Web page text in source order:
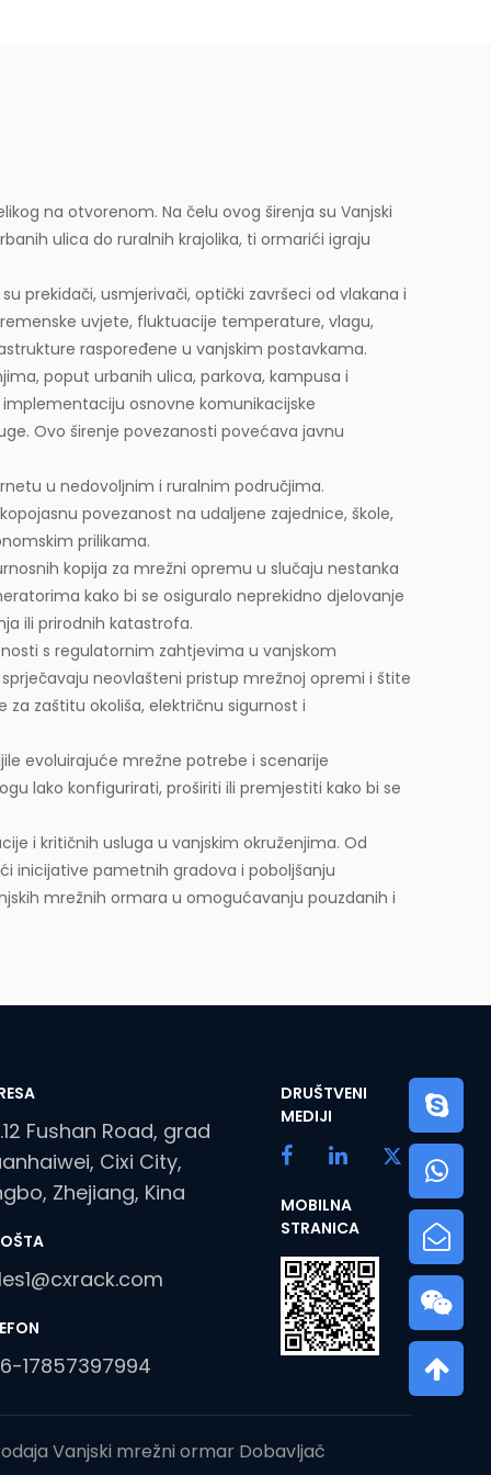
na otvorenom. Na čelu ovog širenja su Vanjski
ulica do ruralnih krajolika, ti ormarići igraju
prekidači, usmjerivači, optički završeci od vlakana i
uvjete, fluktuacije temperature, vlagu,
raspoređene u vanjskim postavkama.
poput urbanih ulica, parkova, kampusa i
osnovne komunikacijske
Ovo širenje povezanosti povećava javnu
u nedovoljnim i ruralnim područjima.
povezanost na udaljene zajednice, škole,
prilikama.
kopija za mrežni opremu u slučaju nestanka
kako bi se osiguralo neprekidno djelovanje
ili prirodnih katastrofa.
s regulatornim zahtjevima u vanjskom
neovlašteni pristup mrežnoj opremi i štite
zaštitu okoliša, električnu sigurnost i
evoluirajuće mrežne potrebe i scenarije
lako konfigurirati, proširiti ili premjestiti kako bi se
i kritičnih usluga u vanjskim okruženjima. Od
inicijative pametnih gradova i poboljšanju
mrežnih ormara u omogućavanju pouzdanih i
Fushan Road, grad
Cixi City,
Zhejiang, Kina
17857397994
DRUŠTVENI
MEDIJI
MOBILNA
STRANICA
Vanjski mrežni ormar Dobavljač